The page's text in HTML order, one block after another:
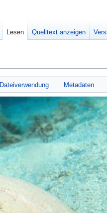
Dateiverwendung Metadaten
Lesen Quelltext anzeigen